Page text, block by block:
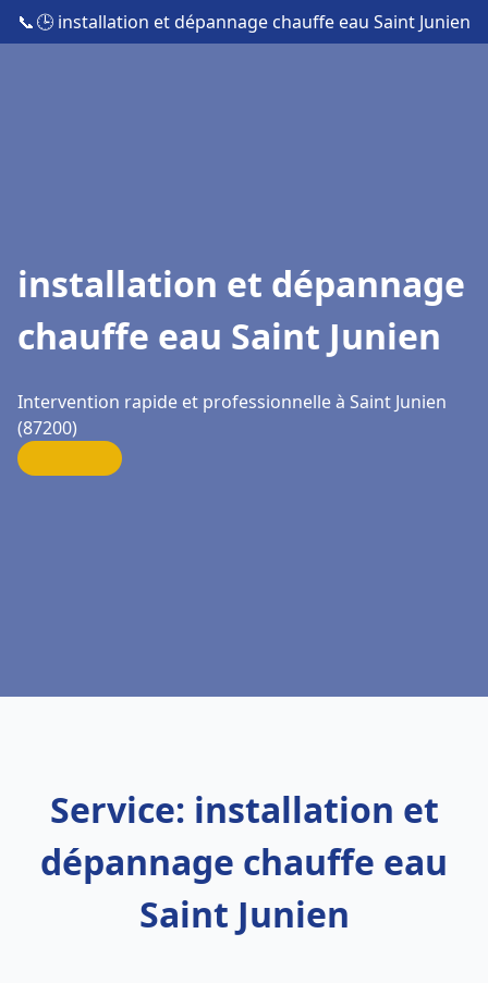
📞🕒 installation et dépannage chauffe eau Saint Junien
installation et dépannage
chauffe eau Saint Junien
Intervention rapide et professionnelle à Saint Junien
(87200)
Service: installation et
dépannage chauffe eau
Saint Junien